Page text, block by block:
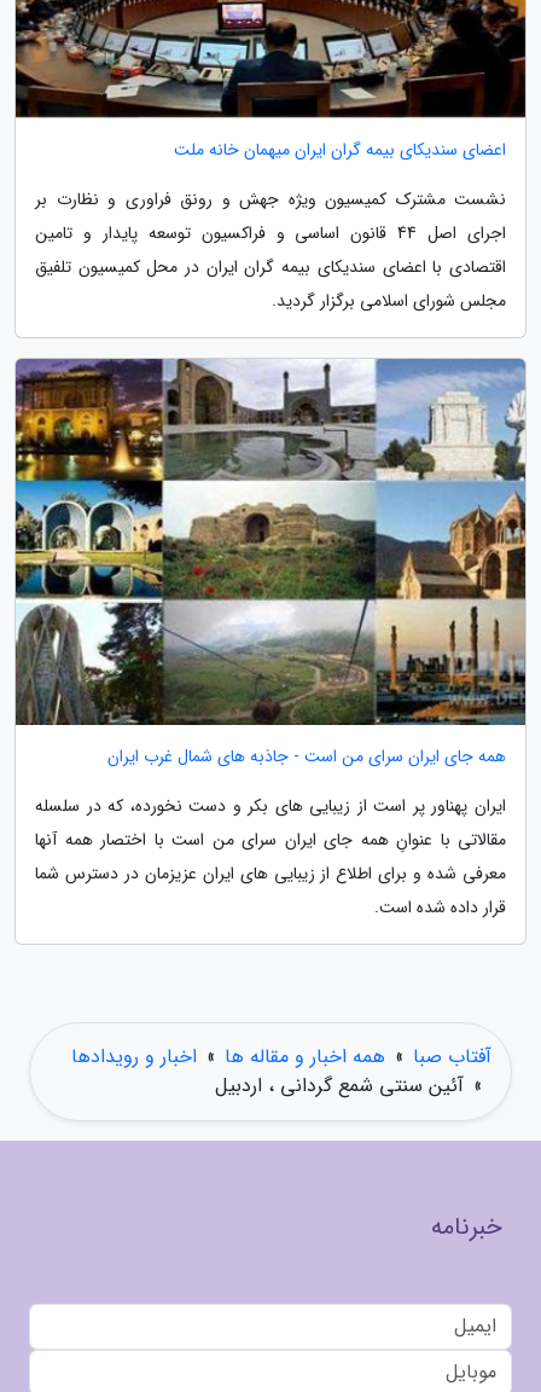
اعضای سندیکای بیمه گران ایران میهمان خانه ملت
نشست مشترک کمیسیون ویژه جهش و رونق فراوری و نظارت بر
اجرای اصل 44 قانون اساسی و فراکسیون توسعه پایدار و تامین
اقتصادی با اعضای سندیکای بیمه گران ایران در محل کمیسیون تلفیق
مجلس شورای اسلامی برگزار گردید.
همه جای ایران سرای من است - جاذبه های شمال غرب ایران
ایران پهناور پر است از زیبایی های بکر و دست نخورده، که در سلسله
مقالاتی با عنوانِ همه جای ایران سرای من است با اختصار همه آنها
معرفی شده و برای اطلاع از زیبایی های ایران عزیزمان در دسترس شما
قرار داده شده است.
آفتاب صبا » همه اخبار و مقاله ها » اخبار و رویدادها
» آئین سنتی شمع گردانی ، اردبیل
خبرنامه